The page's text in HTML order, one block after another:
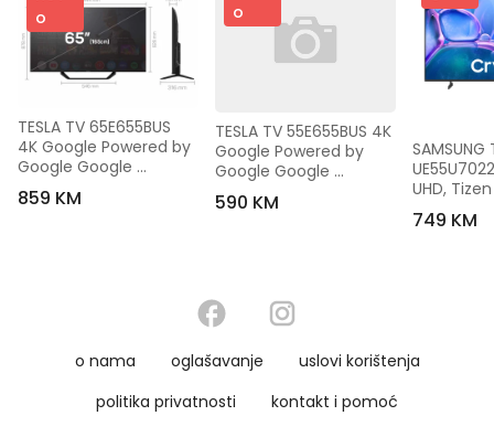
o
TESLA TV 65E655BUS
4K Google Powered by
Google Google
Assistant
859 KM
o
TESLA TV 55E655BUS 4K
Google Powered by
Google Google
Assistant
590 KM
SAMSUNG
UHD, Tizen
749 KM
o nama oglašavanje
uslovi korištenja
politika privatnosti
kontakt i pomoć